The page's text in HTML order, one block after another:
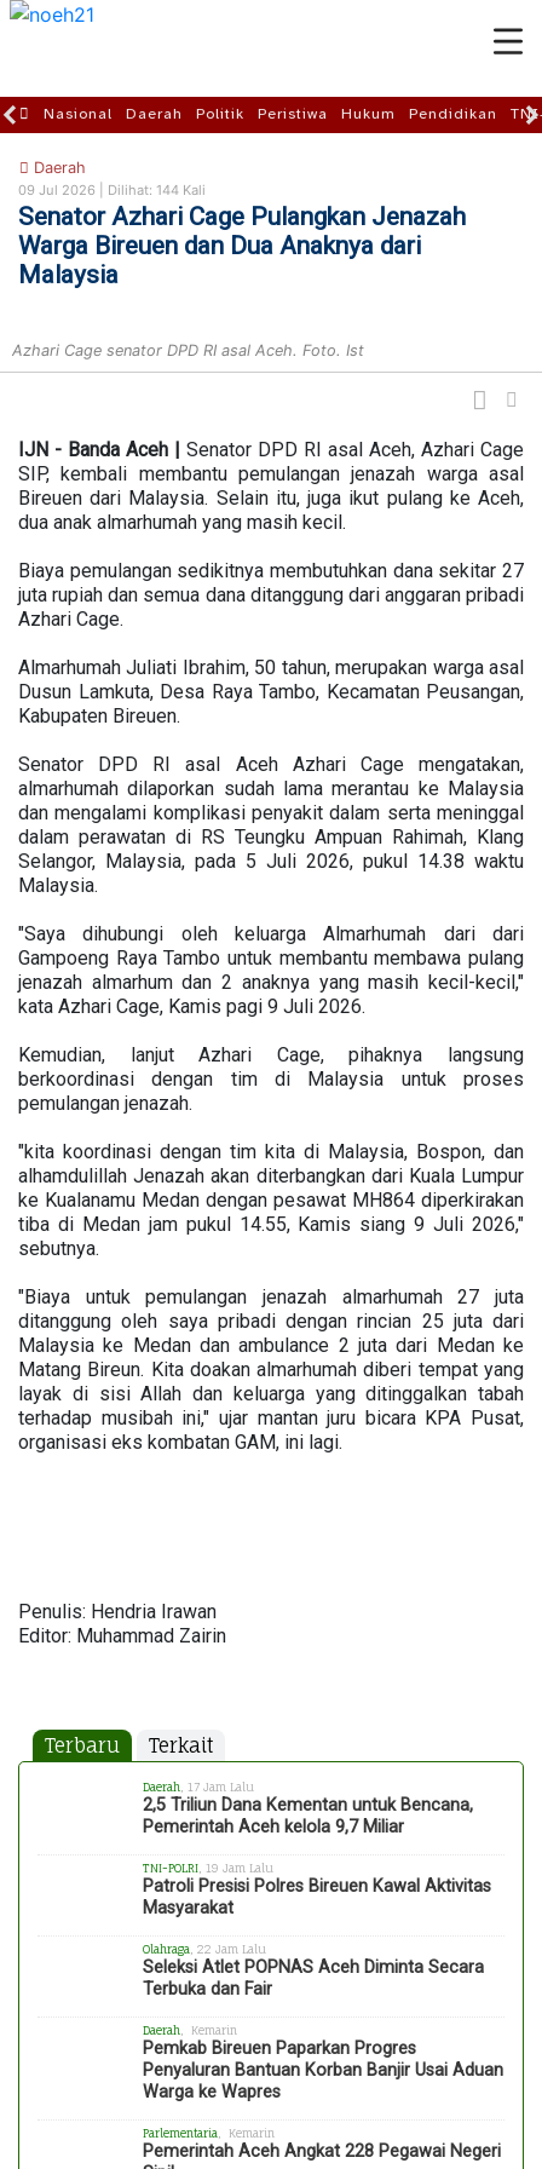
Nasional Daerah Politik Peristiwa Hukum Pendidikan
Daerah
09 Jul 2026 | Dilihat: 144 Kali
Senator Azhari Cage Pulangkan Jenazah
Warga Bireuen dan Dua Anaknya dari
Malaysia
Azhari Cage senator DPD RI asal Aceh. Foto. Ist
IJN - Banda Aceh | Senator DPD RI asal Aceh, Azhari Cage
SIP, kembali membantu pemulangan jenazah warga asal
Bireuen dari Malaysia. Selain itu, juga ikut pulang ke Aceh,
dua anak almarhumah yang masih kecil.
Biaya pemulangan sedikitnya membutuhkan dana sekitar 27
juta rupiah dan semua dana ditanggung dari anggaran pribadi
Azhari Cage.
Almarhumah Juliati Ibrahim, 50 tahun, merupakan warga asal
Dusun Lamkuta, Desa Raya Tambo, Kecamatan Peusangan,
Kabupaten Bireuen.
Senator DPD RI asal Aceh Azhari Cage mengatakan,
almarhumah dilaporkan sudah lama merantau ke Malaysia
dan mengalami komplikasi penyakit dalam serta meninggal
dalam perawatan di RS Teungku Ampuan Rahimah, Klang
Selangor, Malaysia, pada 5 Juli 2026, pukul 14.38 waktu
Malaysia.
"Saya dihubungi oleh keluarga Almarhumah dari dari
Gampoeng Raya Tambo untuk membantu membawa pulang
jenazah almarhum dan 2 anaknya yang masih kecil-kecil,"
kata Azhari Cage, Kamis pagi 9 Juli 2026.
Kemudian, lanjut Azhari Cage, pihaknya langsung
berkoordinasi dengan tim di Malaysia untuk proses
pemulangan jenazah.
"kita koordinasi dengan tim kita di Malaysia, Bospon, dan
alhamdulillah Jenazah akan diterbangkan dari Kuala Lumpur
ke Kualanamu Medan dengan pesawat MH864 diperkirakan
tiba di Medan jam pukul 14.55, Kamis siang 9 Juli 2026,"
sebutnya.
"Biaya untuk pemulangan jenazah almarhumah 27 juta
ditanggung oleh saya pribadi dengan rincian 25 juta dari
Malaysia ke Medan dan ambulance 2 juta dari Medan ke
Matang Bireun. Kita doakan almarhumah diberi tempat yang
layak di sisi Allah dan keluarga yang ditinggalkan tabah
terhadap musibah ini," ujar mantan juru bicara KPA Pusat,
organisasi eks kombatan GAM, ini lagi.
Penulis: Hendria Irawan
Editor: Muhammad Zairin
Terbaru Terkait
Daerah , 17 Jam Lalu
2,5 Triliun Dana Kementan untuk Bencana,
Pemerintah Aceh kelola 9,7 Miliar
TNI-POLRI , 19 Jam Lalu
Patroli Presisi Polres Bireuen Kawal Aktivitas
Masyarakat
Olahraga , 22 Jam Lalu
Seleksi Atlet POPNAS Aceh Diminta Secara
Terbuka dan Fair
Daerah , Kemarin
Pemkab Bireuen Paparkan Progres
Penyaluran Bantuan Korban Banjir Usai Aduan
Warga ke Wapres
Parlementaria , Kemarin
Pemerintah Aceh Angkat 228 Pegawai Negeri